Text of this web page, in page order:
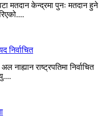
मतदान केन्द्रमा पुनः मतदान हुने
निर्वाचित
राष्ट्रपतिमा निर्वाचित